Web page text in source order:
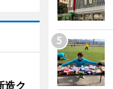
造ク